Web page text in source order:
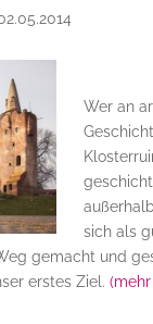
Wer an
sich als
gemacht und
erstes Ziel.(mehr